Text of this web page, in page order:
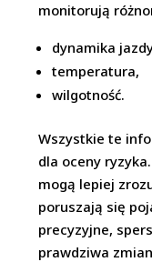
monitorują
dynamika
temperatura,
wilgotność.
Wszystkie te
dla oceny
mogą lepiej
poruszają się
precyzyjne,
prawdziwa